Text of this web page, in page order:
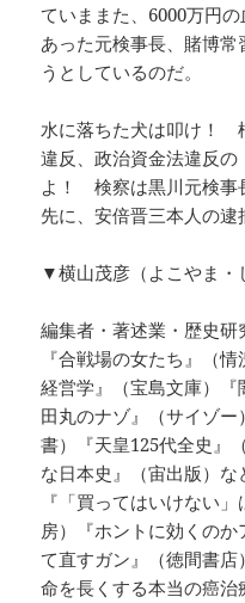
ていままた、6000万円
あった元検事長、賭博
うとしているのだ。
水に落ちた犬は叩け！
違反、政治資金法違反
よ！ 検察は黒川元検事
先に、安倍晋三本人の逮
▼横山茂彦（よこやま・
編集者・著述業・歴史
『合戦場の女たち』（
経営学』（宝島文庫）
田丸のナゾ』（サイゾ
書）『天皇125代全史』
な日本史』（宙出版）
『「買ってはいけない
房）『ホントに効くの
て直すガン』（徳間書
命を長くする本当の癌